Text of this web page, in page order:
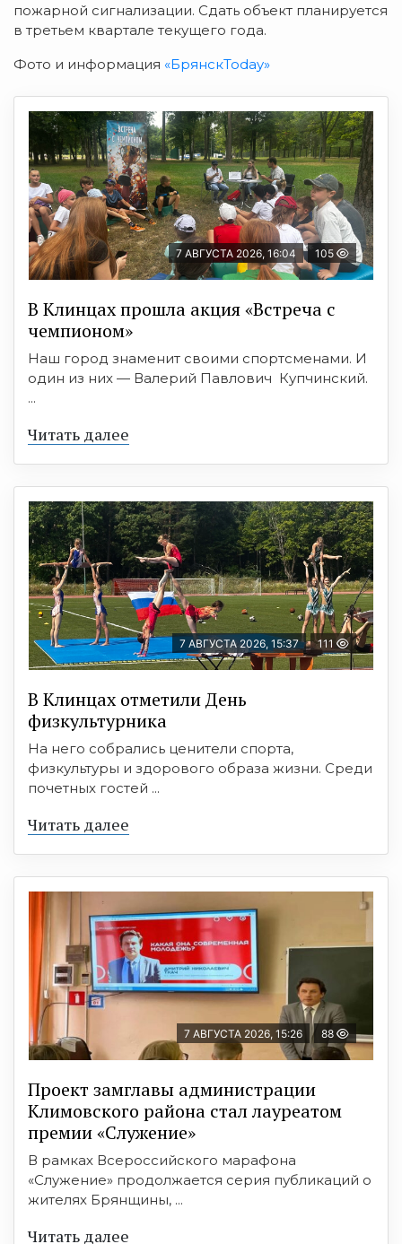
пожарной сигнализации. Сдать объект планируется
в третьем квартале текущего года.
Фото и информация «БрянскToday»
7 АВГУСТА 2026, 16:04 105
В Клинцах прошла акция «Встреча с
чемпионом»
Наш город знаменит своими спортсменами. И
один из них — Валерий Павлович Купчинский.
...
Читать далее
7 АВГУСТА 2026, 15:37 111
В Клинцах отметили День
физкультурника
На него собрались ценители спорта,
физкультуры и здорового образа жизни. Среди
почетных гостей ...
Читать далее
7 АВГУСТА 2026, 15:26 88
Проект замглавы администрации
Климовского района стал лауреатом
премии «Служение»
В рамках Всероссийского марафона
«Служение» продолжается серия публикаций о
жителях Брянщины, ...
Читать далее